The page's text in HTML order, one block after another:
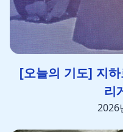
[오늘의 기도] 지
리
2026